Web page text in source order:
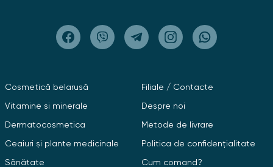
Cosmetică belarusă
Vitamine si minerale
Dermatocosmetica
Ceaiuri și plante medicinale
Sănătate
Filiale / Contacte
Despre noi
Metode de livrare
Politica de confidențialitate
Cum comand?